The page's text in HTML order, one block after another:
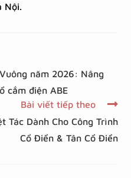
Nội.
năm 2026: Nâng
cắm điện ABE
Bài viết tiếp theo
Tác Dành Cho Công Trình
Cổ Điển & Tân Cổ Điển